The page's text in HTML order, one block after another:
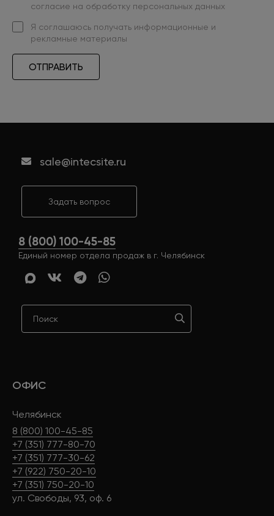
согласие на обработку персональных данных
Я соглашаюсь получать информационные и
рекламные материалы
ОТПРАВИТЬ
sale@intecsite.ru
Задать вопрос
8 (800) 100-45-85
Единый номер отдела продаж в г. Челябинск
ОФИС
Челябинск
8 (800) 100-45-85
+7 (351) 777-80-70
+7 (351) 777-30-62
+7 (922) 750-20-10
+7 (351) 750-20-10
ул. Свободы, 93, оф. 6